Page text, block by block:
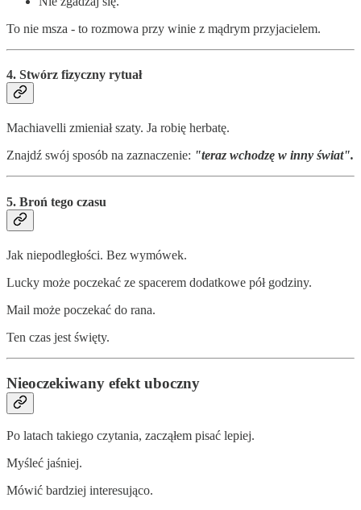
To nie msza - to rozmowa przy winie z mądrym przyjacielem.
4. Stwórz fizyczny rytuał
Machiavelli zmieniał szaty. Ja robię herbatę.
Znajdź swój sposób na zaznaczenie: "teraz wchodzę w inny świat".
5. Broń tego czasu
Jak niepodległości. Bez wymówek.
Lucky może poczekać ze spacerem dodatkowe pół godziny.
Mail może poczekać do rana.
Ten czas jest święty.
Nieoczekiwany efekt uboczny
Po latach takiego czytania, zacząłem pisać lepiej.
Myśleć jaśniej.
Mówić bardziej interesująco.